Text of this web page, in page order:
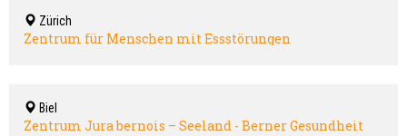
Zürich
Zentrum für Menschen mit Essstörungen
Biel
Zentrum Jura bernois – Seeland - Berner Gesundheit